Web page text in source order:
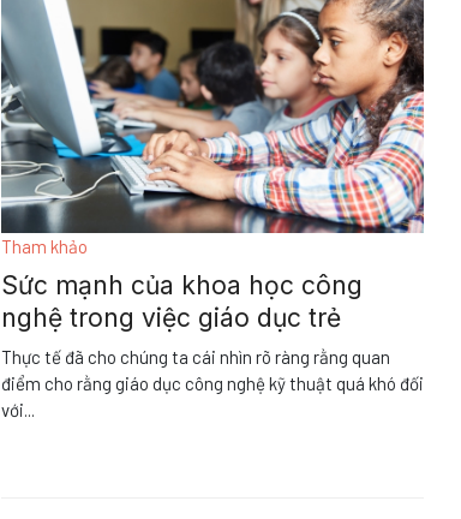
Tham khảo
Sức mạnh của khoa học công
nghệ trong việc giáo dục trẻ
Thực tế đã cho chúng ta cái nhìn rõ ràng rằng quan
điểm cho rằng giáo dục công nghệ kỹ thuật quá khó đối
với